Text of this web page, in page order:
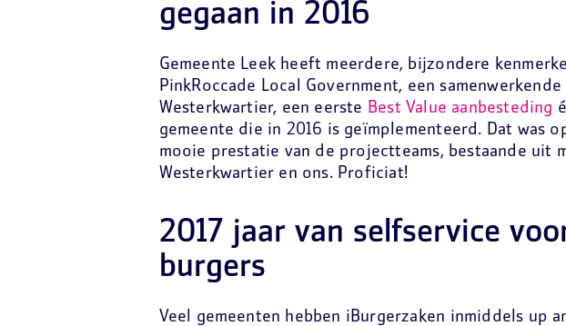
gegaan in 2016
Gemeente Leek heeft meerdere, bijzondere
PinkRoccade Local Government, een
Westerkwartier, een eerste Best Value aanbesteding
gemeente die in 2016 is geïmplementeerd. Dat was
mooie prestatie van de projectteams, bestaande uit
Westerkwartier en ons. Proficiat!
2017 jaar van selfservice
burgers
Veel gemeenten hebben iBurgerzaken inmiddels up